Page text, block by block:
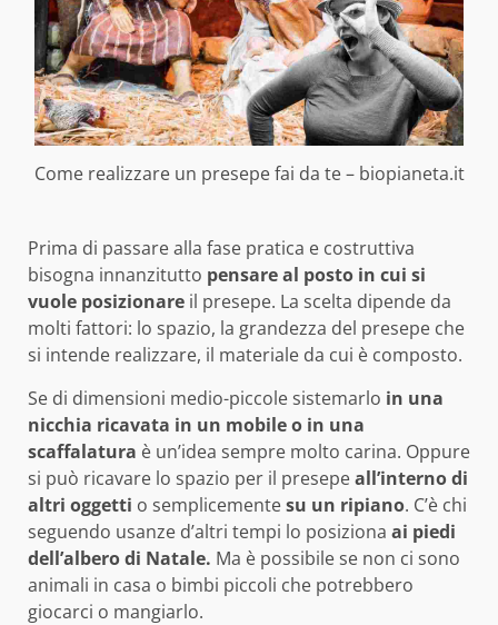
Come realizzare un presepe fai da te – biopianeta.it
Prima di passare alla fase pratica e costruttiva
bisogna innanzitutto pensare al posto in cui si
vuole posizionare il presepe. La scelta dipende da
molti fattori: lo spazio, la grandezza del presepe che
si intende realizzare, il materiale da cui è composto.
Se di dimensioni medio-piccole sistemarlo in una
nicchia ricavata in un mobile o in una
scaffalatura è un’idea sempre molto carina. Oppure
si può ricavare lo spazio per il presepeall’interno di
altri oggetti o semplicementesu un ripiano. C’è chi
seguendo usanze d’altri tempi lo posiziona ai piedi
dell’albero di Natale. Ma è possibile se non ci sono
animali in casa o bimbi piccoli che potrebbero
giocarci o mangiarlo.